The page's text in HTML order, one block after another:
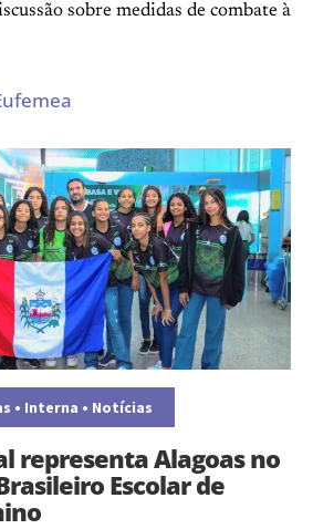
sobre medidas de combate à
• Interna • Notícias
representa Alagoas no
Escolar de